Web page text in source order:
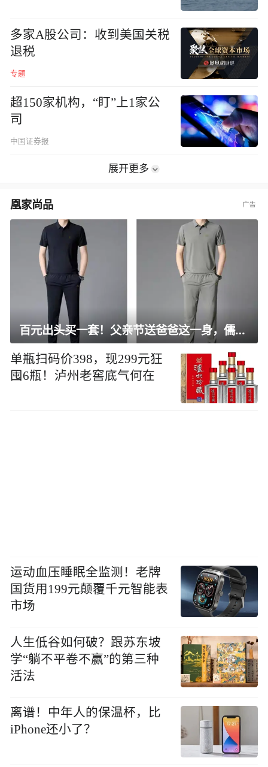
多家A股公司：收到美国关税
退税
专题
超150家机构，“盯”上1家公
司
中国证券报
展开更多
凰家尚品
百元出头买一套！父亲节送爸爸这一身，儒雅有型还凉爽
单瓶扫码价398，现299元狂
囤6瓶！泸州老窖底气何在
运动血压睡眠全监测！老牌
国货用199元颠覆千元智能表
市场
人生低谷如何破？跟苏东坡
学“躺不平卷不赢”的第三种
活法
离谱！中年人的保温杯，比
iPhone还小了？